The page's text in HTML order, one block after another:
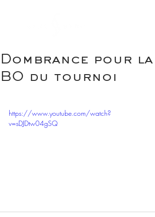
Dombrance pour la
BO du tournoi
https://www.youtube.com/watch?
v=sDJDtw04gSQ